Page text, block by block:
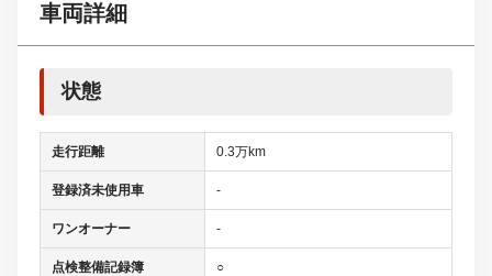
車両詳細
状態
走行距離 0.3万km
登録済未使用車 -
ワンオーナー -
点検整備記録簿 ○